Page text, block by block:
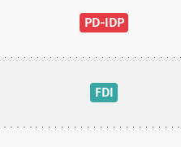
PD-IDP
FDI